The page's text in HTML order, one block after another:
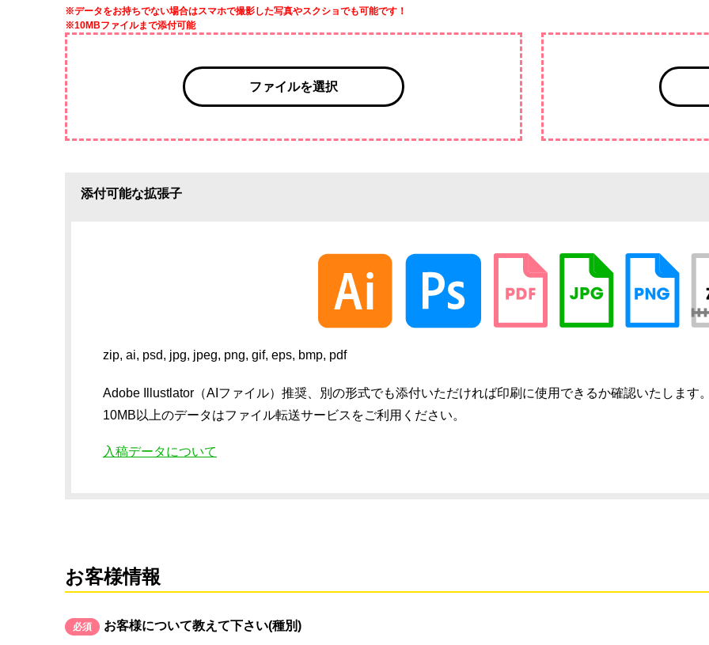
※データをお持ちでない場合はスマホで撮影した写真やスクショでも可能です！
※10MBファイルまで添付可能
ファイルを選択
添付可能な拡張子
zip, ai, psd, jpg, jpeg, png, gif, eps, bmp, pdf
Adobe Illustlator（AIファイル）推奨、別の形式でも添付いただければ印刷に使用できるか確認いたします
10MB以上のデータはファイル転送サービスをご利用ください。
入稿データについて
お客様情報
必須
お客様について教えて下さい(種別)